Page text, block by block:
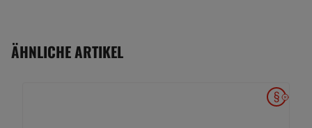
ÄHNLICHE ARTIKEL